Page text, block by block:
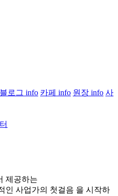
블로그 info 카페 info 원장 info 사
제공하는
인 사업가의 첫걸음 을 시작하